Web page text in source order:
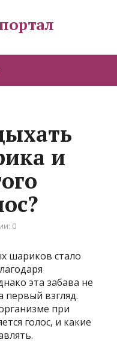
и
0
шариков стало
эта забава не
первый взгляд.
при
голос, и какие